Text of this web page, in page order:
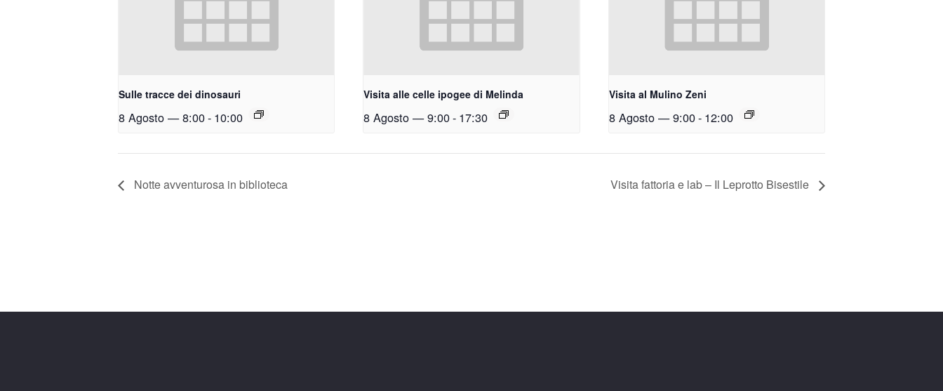
Sulle tracce dei dinosauri
8 Agosto — 8:00- 10:00
Visita alle celle ipogee di Melinda
8 Agosto — 9:00- 17:30
Visita al Mulino Zeni
8 Agosto — 9:00- 12:00
Notte avventurosa in biblioteca Visita fattoria e lab – Il Leprotto Bisestile